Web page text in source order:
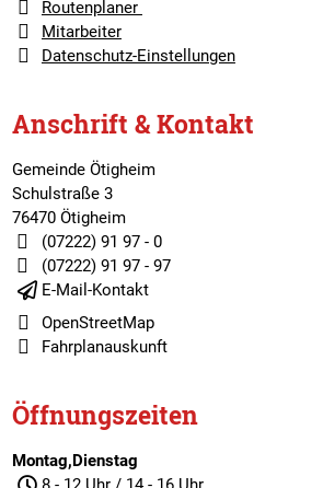
Routenplaner
Mitarbeiter
Datenschutz-Einstellungen
Anschrift & Kontakt
Gemeinde Ötigheim
Schulstraße 3
76470 Ötigheim
(07222) 91 97 - 0
(07222) 91 97 - 97
E-Mail-Kontakt
OpenStreetMap
Fahrplanauskunft
Öffnungszeiten
Montag,Dienstag